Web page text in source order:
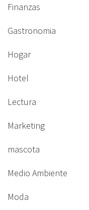
Finanzas
Gastronomia
Hogar
Hotel
Lectura
Marketing
mascota
Medio Ambiente
Moda